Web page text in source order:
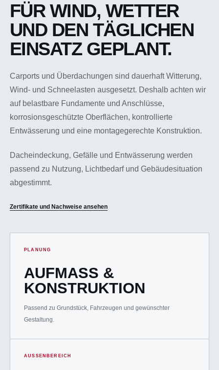
FÜR WIND, WETTER
UND DEN TÄGLICHEN
EINSATZ GEPLANT.
Carports und Überdachungen sind dauerhaft Witterung,
Wind- und Schneelasten ausgesetzt. Deshalb achten wir
auf belastbare Fundamente und Anschlüsse,
korrosionsgeschützte Oberflächen, kontrollierte
Entwässerung und eine montagegerechte Konstruktion.
Dacheindeckung, Gefälle und Entwässerung werden
passend zu Nutzung, Lichtbedarf und Gebäudesituation
abgestimmt.
Zertifikate und Nachweise ansehen
PLANUNG
AUFMASS &
KONSTRUKTION
Passend zu Grundstück, Fahrzeugen und gewünschter
Gestaltung.
AUSSENBEREICH